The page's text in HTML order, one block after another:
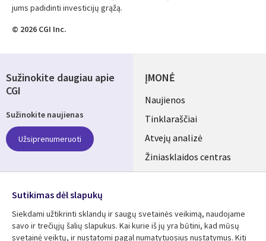
jums padidinti investicijų grąžą.
© 2026 CGI Inc.
ĮMONĖ
Useful
links
LITHUANIA
Naujienos
Tinklaraščiai
Atvejų analizė
Žiniasklaidos centras
Aljansus
Sužinokite daugiau apie
CGI
Sužinokite naujienas
Užsiprenumeruoti
Media
LITHUANIA
Sutikimas dėl slapukų
Siekdami užtikrinti sklandų ir saugų svetainės veikimą, naudojame
savo ir trečiųjų šalių slapukus. Kai kurie iš jų yra būtini, kad mūsų
svetainė veiktų, ir nustatomi pagal numatytuosius nustatymus. Kiti